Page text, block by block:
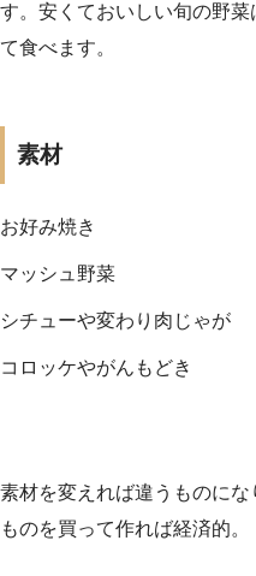
す。安くておいしい旬の野
て食べます。
素材
お好み焼き
マッシュ野菜
シチューや変わり肉じゃが
コロッケやがんもどき
素材を変えれば違うものに
ものを買って作れば経済的。